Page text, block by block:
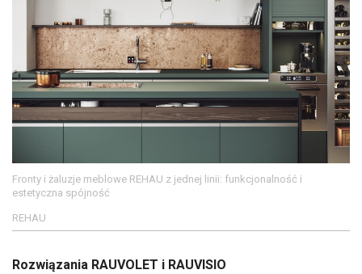
Fronty i żaluzje meblowe REHAU z jednej linii: funkcjonalność i
estetyczna spójność
REHAU
Rozwiązania RAUVOLET i RAUVISIO